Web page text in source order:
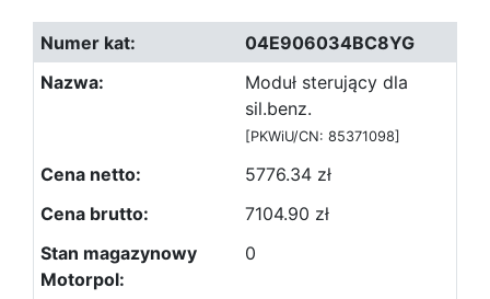
04E906034BC8YG
Moduł sterujący dla
sil.benz.
[PKWiU/CN: 85371098]
5776.34 zł
7104.90 zł
0